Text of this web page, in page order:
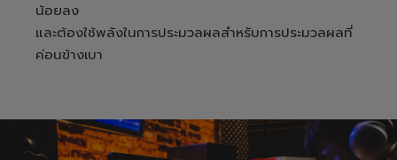
น้อยลง
และต้องใช้พลังในการประมวลผลสำหรับการประมวลผลที่
ค่อนข้างเบา